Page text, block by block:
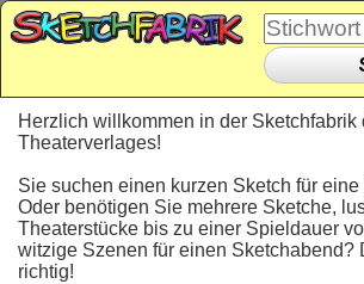
Herzlich willkommen in der Sketchfabrik
Theaterverlages!
Sie suchen einen kurzen Sketch für
Oder benötigen Sie mehrere Sketche,
Theaterstücke bis zu einer Spieldauer
witzige Szenen für einen Sketchabend?
richtig!